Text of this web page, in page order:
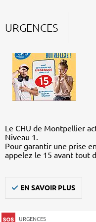
URGENCES
Le CHU de Montpellier
Niveau 1.
Pour garantir une prise
appelez le 15 avant tout
EN SAVOIR PLUS
URGENCES